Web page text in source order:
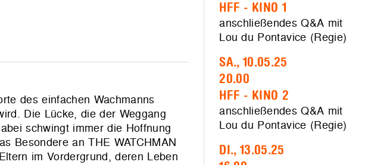
des einfachen Wachmanns
Die Lücke, die der Weggang
schwingt immer die Hoffnung
Besondere an THE WATCHMAN
im Vordergrund, deren Leben
HFF - KINO 1
anschließendes Q&A mit
Lou du Pontavice (Regie)
SA., 10.05.25
20.00
HFF - KINO 2
anschließendes Q&A mit
Lou du Pontavice (Regie)
DI., 13.05.25